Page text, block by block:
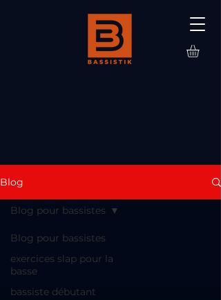
Blog
Blog pour bassistes
exercices slap pour la
basse
bassiste débutant
Blog pour bassistes